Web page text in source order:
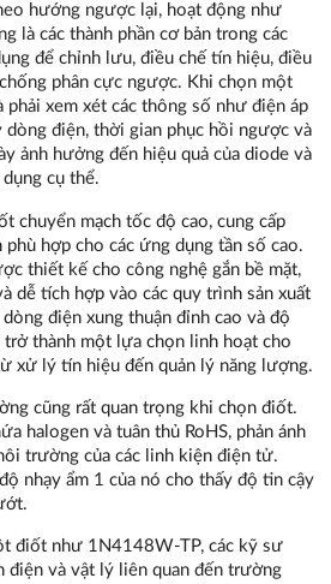
hướng ngược lại, hoạt động như
là các thành phần cơ bản trong các
để chỉnh lưu, điều chế tín hiệu, điều
phân cực ngược. Khi chọn một
phải xem xét các thông số như điện áp
dòng điện, thời gian phục hồi ngược và
ảnh hưởng đến hiệu quả của diode và
cụ thể.
chuyển mạch tốc độ cao, cung cấp
hợp cho các ứng dụng tần số cao.
thiết kế cho công nghệ gắn bề mặt,
dễ tích hợp vào các quy trình sản xuất
điện xung thuận đỉnh cao và độ
trở thành một lựa chọn linh hoạt cho
xử lý tín hiệu đến quản lý năng lượng.
cũng rất quan trọng khi chọn điốt.
halogen và tuân thủ RoHS, phản ánh
trường của các linh kiện điện tử.
nhạy ẩm 1 của nó cho thấy độ tin cậy
điốt như 1N4148W-TP, các kỹ sư
điện và vật lý liên quan đến trường